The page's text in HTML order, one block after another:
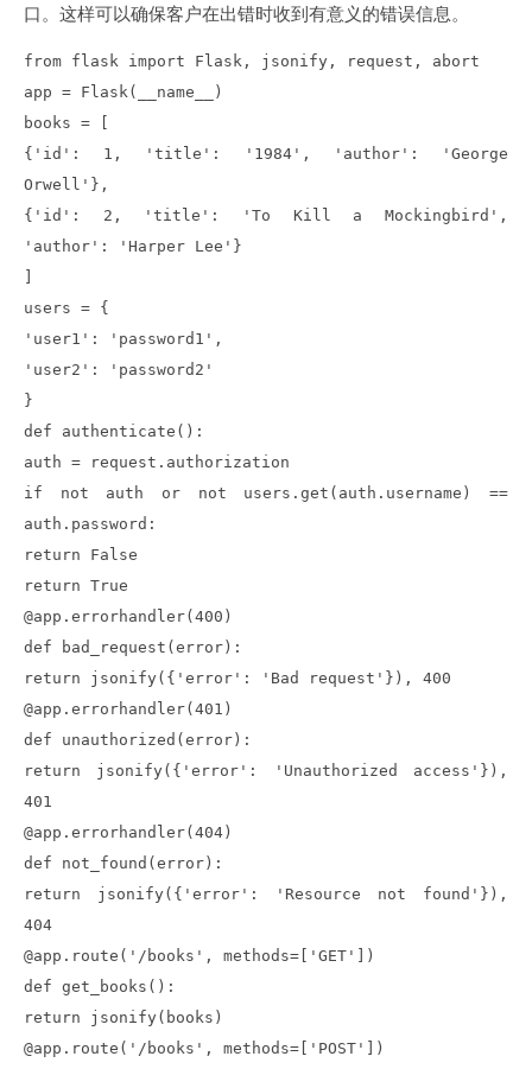
口。这样可以确保客户在出错时收到有意义的错误信息。
from flask import Flask, jsonify, request, abort
app = Flask(__name__)
books = [
{'id': 1, 'title': '1984', 'author': 'George
Orwell'},
{'id': 2, 'title': 'To Kill a Mockingbird',
'author': 'Harper Lee'}
users = {
'user1': 'password1',
'user2': 'password2'
}
def authenticate():
auth = request.authorization
if not auth or not users.get(auth.username) ==
auth.password:
return False
return True
@app.errorhandler(400)
def bad_request(error):
return jsonify({'error': 'Bad request'}), 400
@app.errorhandler(401)
def unauthorized(error):
return jsonify({'error': 'Unauthorized access'}),
401
@app.errorhandler(404)
def not_found(error):
return jsonify({'error': 'Resource not found'}),
404
@app.route('/books', methods=['GET'])
def get_books():
return jsonify(books)
@app.route('/books', methods=['POST'])